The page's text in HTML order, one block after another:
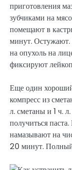
приготовления
зубчиками на
помещают в
минут.
на опухоль на
фиксируют
Еще один
компресс из
л. сметаны и 1 ч.
получиться
намазывают на
20 минут. Полный